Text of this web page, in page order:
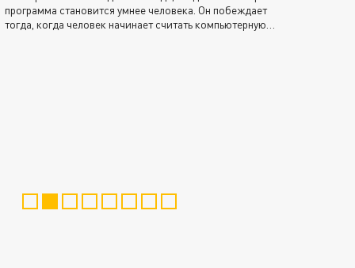
программа становится умнее человека. Он побеждает
тогда, когда человек начинает считать компьютерную